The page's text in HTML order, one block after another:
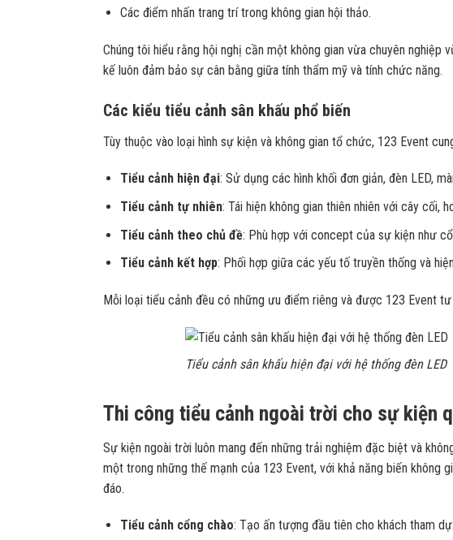
Các điểm nhấn trang trí trong không gian hội thảo.
Chúng tôi hiểu rằng hội nghị cần một không gian vừa chuyên
kế luôn đảm bảo sự cân bằng giữa tính thẩm mỹ và tính chức năng.
Các kiểu tiểu cảnh sân khấu phổ biến
Tùy thuộc vào loại hình sự kiện và không gian tổ chức, 123 Event
Tiểu cảnh hiện đại: Sử dụng các hình khối đơn giản, đèn LED,
Tiểu cảnh tự nhiên: Tái hiện không gian thiên nhiên với cây cối,
Tiểu cảnh theo chủ đề: Phù hợp với concept của sự kiện như
Tiểu cảnh kết hợp: Phối hợp giữa các yếu tố truyền thống và
Mỗi loại tiểu cảnh đều có những ưu điểm riêng và được 123 Event
Tiểu cảnh sân khấu hiện đại với hệ thống đèn LED
Thi công tiểu cảnh ngoài trời cho sự kiện
Sự kiện ngoài trời luôn mang đến những trải nghiệm đặc biệt và
một trong những thế mạnh của 123 Event, với khả năng biến không
đáo.
Tiểu cảnh cổng chào: Tạo ấn tượng đầu tiên cho khách tham dự.